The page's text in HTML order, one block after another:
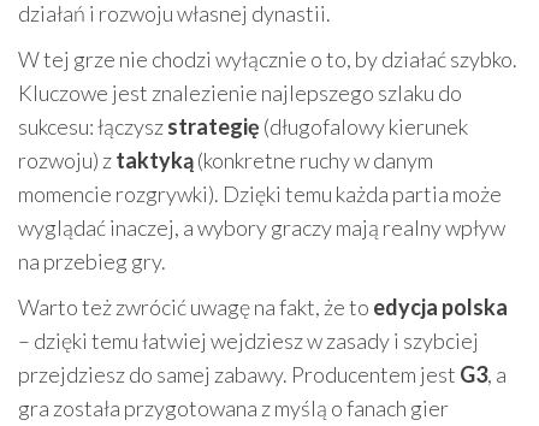
działań i rozwoju własnej dynastii.
W tej grze nie chodzi wyłącznie o to, by działać szybko.
Kluczowe jest znalezienie najlepszego szlaku do
sukcesu: łączyszstrategię (długofalowy kierunek
rozwoju) ztaktyką(konkretne ruchy w danym
momencie rozgrywki). Dzięki temu każda partia może
wyglądać inaczej, a wybory graczy mają realny wpływ
na przebieg gry.
Warto też zwrócić uwagę na fakt, że to edycja polska
– dzięki temu łatwiej wejdziesz w zasady i szybciej
przejdziesz do samej zabawy. Producentem jest G3, a
gra została przygotowana z myślą o fanach gier